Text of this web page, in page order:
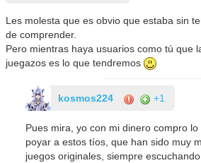
Les molesta que es obvio que estaba sin
de comprender.
Pero mientras haya usuarios como tú que
juegazos es lo que tendremos
kosmos224 +1
Pues mira, yo con mi dinero compro
poyar a estos tíos, que han sido muy
juegos originales, siempre